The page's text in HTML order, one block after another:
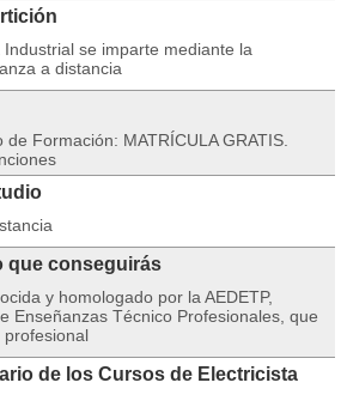
se imparte mediante la
a distancia
de Formación: MATRÍCULA GRATIS.
que conseguirás
y homologado por la AEDETP,
Enseñanzas Técnico Profesionales, que
profesional
de los Cursos de Electricista